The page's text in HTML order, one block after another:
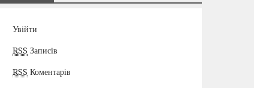
Увійти
RSS Записів
RSS Коментарів